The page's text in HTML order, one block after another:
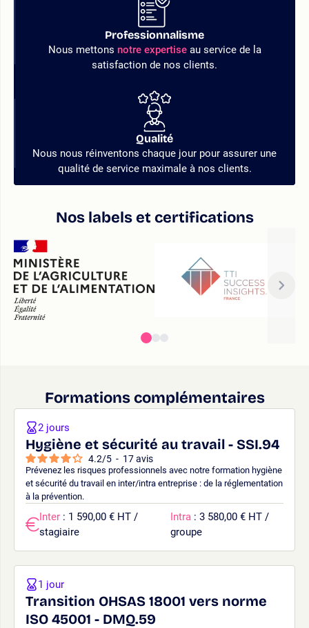
Professionnalisme
Nous mettons notre expertiseau service de la
satisfaction de nos clients.
Qualité
Nous nous réinventons chaque jour pour assurer une
qualité de service maximale à nos clients.
Nos labels et certifications
Formations complémentaires
Hygiène et sécurité au travail - SSI.94
4.2/5 - 17avis
Prévenez les risques professionnels avec notre formation hygiène
et sécurité du travail en inter/intra entreprise : de la réglementation
à la prévention.
2 jours
Inter : 1 590,00 € HT /
stagiaire
Intra : 3 580,00 € HT /
groupe
Transition OHSAS 18001 vers norme
ISO 45001 - DMQ.59
1 jour